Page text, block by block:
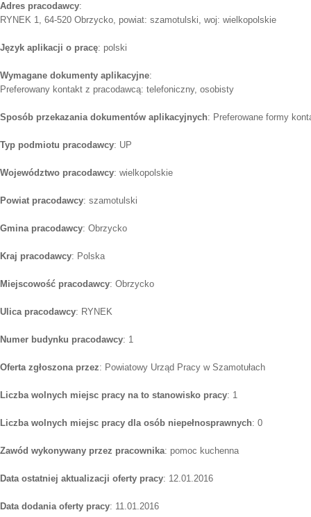
Adres pracodawcy:
RYNEK 1, 64-520 Obrzycko, powiat: szamotulski, woj: wielkopolskie
Język aplikacji o pracę: polski
Wymagane dokumenty aplikacyjne:
Preferowany kontakt z pracodawcą: telefoniczny, osobisty
Sposób przekazania dokumentów aplikacyjnych: Preferowane formy
Typ podmiotu pracodawcy: UP
Województwo pracodawcy: wielkopolskie
Powiat pracodawcy: szamotulski
Gmina pracodawcy: Obrzycko
Kraj pracodawcy: Polska
Miejscowość pracodawcy: Obrzycko
Ulica pracodawcy: RYNEK
Numer budynku pracodawcy: 1
Oferta zgłoszona przez: Powiatowy Urząd Pracy w Szamotułach
Liczba wolnych miejsc pracy na to stanowisko pracy: 1
Liczba wolnych miejsc pracy dla osób niepełnosprawnych: 0
Zawód wykonywany przez pracownika: pomoc kuchenna
Data ostatniej aktualizacji oferty pracy: 12.01.2016
Data dodania oferty pracy: 11.01.2016